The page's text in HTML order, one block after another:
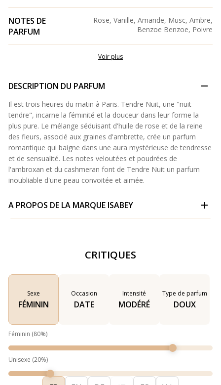
NOTES DE
PARFUM
Rose, Vanille, Amande, Musc, Ambre,
Benzoe Benzoe, Poivre
Voir plus
DESCRIPTION DU PARFUM
Il est trois heures du matin à Paris. Tendre Nuit, une "nuit
tendre", incarne la féminité et la douceur dans leur forme la
plus pure. Le mélange séduisant d'huile de rose et de la reine
des fleurs, associé aux graines d'ambrette, crée un parfum
romantique qui baigne dans une aura mystérieuse de tendresse
et de sensualité. Les notes veloutées et poudrées de
l'ambroxan et du cashmeran font de Tendre Nuit un parfum
inoubliable d'une peau convoitée et aimée.
A PROPOS DE LA MARQUE ISABEY
CRITIQUES
Sexe
FÉMININ
Occasion
DATE
Intensité
MODÉRÉ
Type de parfum
DOUX
Féminin (80%)
Unisexe (20%)